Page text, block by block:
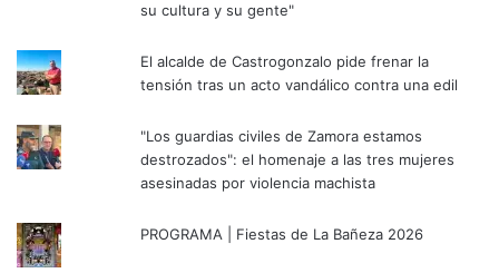
su cultura y su gente"
El alcalde de Castrogonzalo pide frenar la
tensión tras un acto vandálico contra una edil
"Los guardias civiles de Zamora estamos
destrozados": el homenaje a las tres mujeres
asesinadas por violencia machista
PROGRAMA | Fiestas de La Bañeza 2026